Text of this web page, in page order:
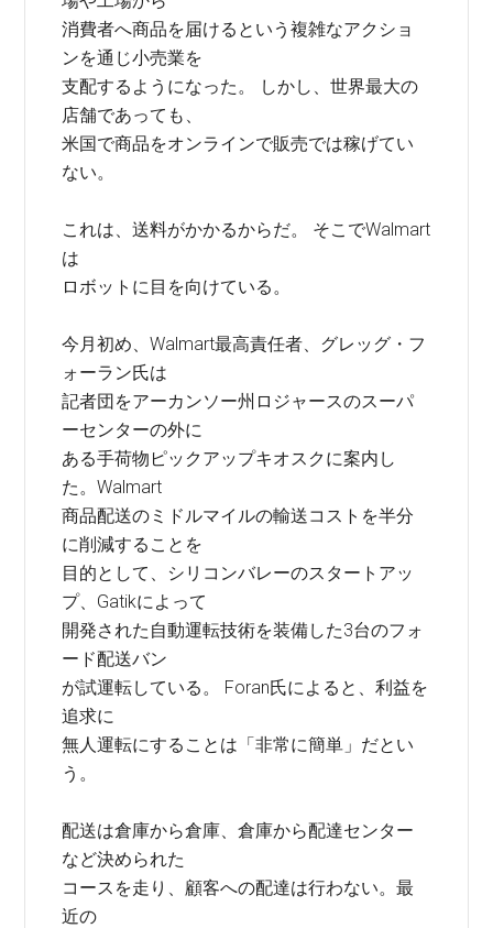
消費者へ商品を届けるという複雑なアクショ
ンを通じ小売業を
支配するようになった。 しかし、世界最大の
店舗であっても、
米国で商品をオンラインで販売では稼げてい
ない。
これは、送料がかかるからだ。 そこでWalmart
は
ロボットに目を向けている。
今月初め、Walmart最高責任者、グレッグ・フ
ォーラン氏は
記者団をアーカンソー州ロジャースのスーパ
ーセンターの外に
ある手荷物ピックアップキオスクに案内し
た。Walmart
商品配送のミドルマイルの輸送コストを半分
に削減することを
目的として、シリコンバレーのスタートアッ
プ、Gatikによって
開発された自動運転技術を装備した3台のフォ
ード配送バン
が試運転している。 Foran氏によると、利益を
追求に
無人運転にすることは「非常に簡単」だとい
う。
配送は倉庫から倉庫、倉庫から配達センター
など決められた
コースを走り、顧客への配達は行わない。最
近の